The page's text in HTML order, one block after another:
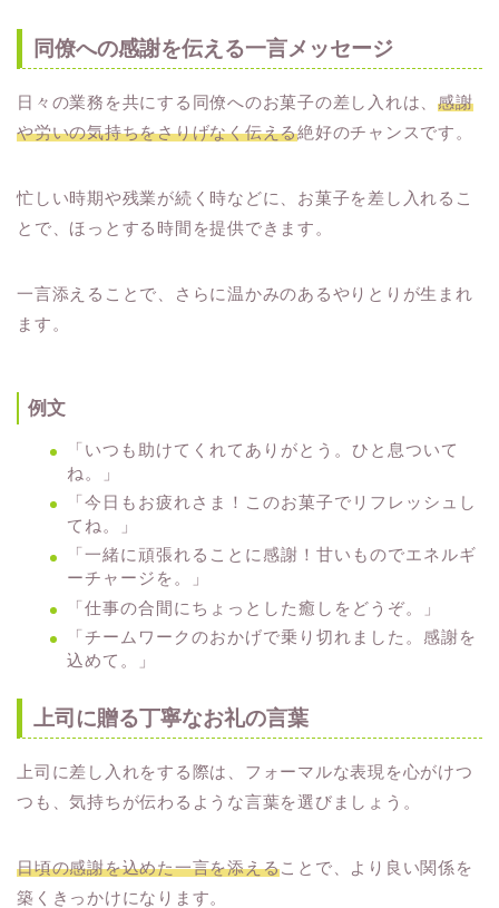
同僚への感謝を伝える一言メッセージ
日々の業務を共にする同僚へのお菓子の差し入れは、感謝
や労いの気持ちをさりげなく伝える絶好のチャンスです。
忙しい時期や残業が続く時などに、お菓子を差し入れるこ
とで、ほっとする時間を提供できます。
一言添えることで、さらに温かみのあるやりとりが生まれ
ます。
例文
「いつも助けてくれてありがとう。ひと息ついて
ね。」
「今日もお疲れさま！このお菓子でリフレッシュし
てね。」
「一緒に頑張れることに感謝！甘いものでエネルギ
ーチャージを。」
「仕事の合間にちょっとした癒しをどうぞ。」
「チームワークのおかげで乗り切れました。感謝を
込めて。」
上司に贈る丁寧なお礼の言葉
上司に差し入れをする際は、フォーマルな表現を心がけつ
つも、気持ちが伝わるような言葉を選びましょう。
日頃の感謝を込めた一言を添えることで、より良い関係を
築くきっかけになります。